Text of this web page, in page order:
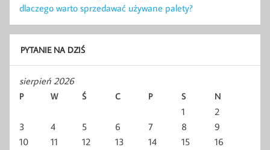
dlaczego warto sprzedawać używane palety?
PYTANIE NA DZIŚ
sierpień 2026
P W Ś C P S N
1
2
3
4 5 6 7 8
9
10
11 12 13 14 15
16